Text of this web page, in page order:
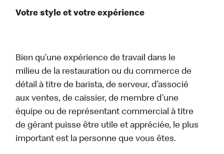
Votre style et votre expérience
Bien qu’une expérience de travail dans le
milieu de la restauration ou du commerce de
détail à titre de barista, de serveur, d’associé
aux ventes, de caissier, de membre d’une
équipe ou de représentant commercial à titre
de gérant puisse être utile et appréciée, le plus
important est la personne que vous êtes.